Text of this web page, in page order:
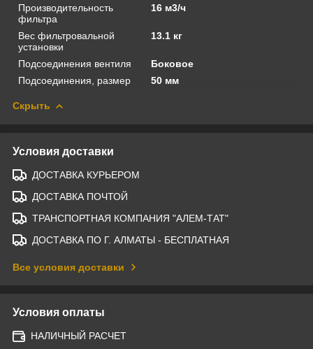
Производительность
фильтра
16 м3/ч
Вес фильтровальной
установки
13.1 кг
Подсоединения вентиля
Боковое
Подсоединения, размер
50 мм
Скрыть
Условия доставки
ДОСТАВКА КУРЬЕРОМ
ДОСТАВКА ПОЧТОЙ
ТРАНСПОРТНАЯ КОМПАНИЯ "АЛЕМ-ТАТ"
ДОСТАВКА ПО Г. АЛМАТЫ - БЕСПЛАТНАЯ
Все условия доставки
Условия оплаты
НАЛИЧНЫЙ РАСЧЕТ